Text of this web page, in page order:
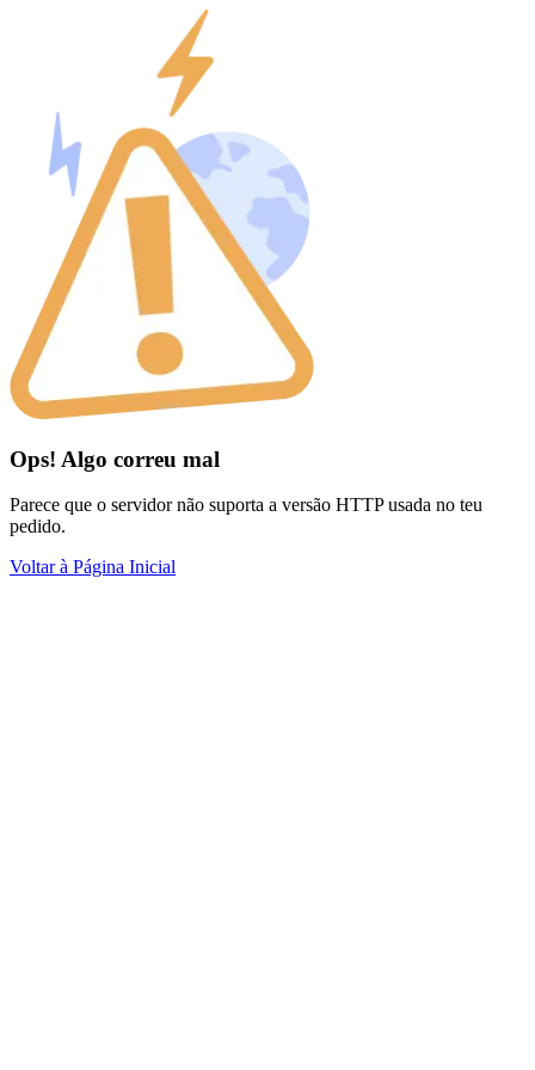
Ops! Algo correu mal
Parece que o servidor não suporta a versão HTTP usada no teu
pedido.
Voltar à Página Inicial